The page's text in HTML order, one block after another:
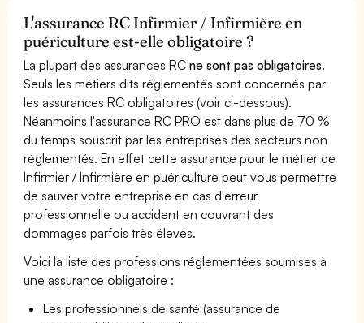
L'assurance RC Infirmier / Infirmière en
puériculture est-elle obligatoire ?
La plupart des assurances RCne sont pas obligatoires.
Seuls les métiers dits réglementés sont concernés par
les assurances RC obligatoires (voir ci-dessous).
Néanmoins l'assurance RC PRO est dans plus de 70 %
du temps souscrit par les entreprises des secteurs non
réglementés. En effet cette assurance pour le métier de
Infirmier / Infirmière en puériculture peut vous permettre
de sauver votre entreprise en cas d'erreur
professionnelle ou accident en couvrant des
dommages parfois très élevés.
Voici la liste des professions réglementées soumises à
une assurance obligatoire :
Les professionnels de santé (assurance de